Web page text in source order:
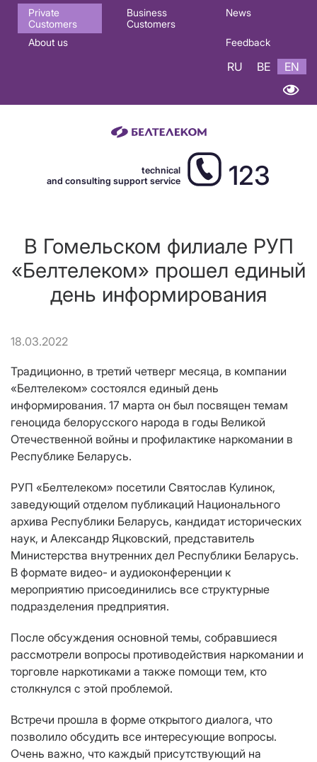
Основная
навигация
Private
Customers
Business
Customers
News
About us Feedback
RU BE EN
technical
and consulting support service
123
В Гомельском филиале РУП
«Белтелеком» прошел единый
день информирования
18.03.2022
Традиционно, в третий четверг месяца, в компании
«Белтелеком» состоялся единый день
информирования. 17 марта он был посвящен темам
геноцида белорусского народа в годы Великой
Отечественной войны и профилактике наркомании в
Республике Беларусь.
РУП «Белтелеком» посетили Святослав Кулинок,
заведующий отделом публикаций Национального
архива Республики Беларусь, кандидат исторических
наук, и Александр Яцковский, представитель
Министерства внутренних дел Республики Беларусь.
В формате видео- и аудиоконференции к
мероприятию присоединились все структурные
подразделения предприятия.
После обсуждения основной темы, собравшиеся
рассмотрели вопросы противодействия наркомании и
торговле наркотиками а также помощи тем, кто
столкнулся с этой проблемой.
Встречи прошла в форме открытого диалога, что
позволило обсудить все интересующие вопросы.
Очень важно, что каждый присутствующий на